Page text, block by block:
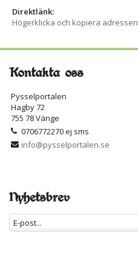
Direktlänk:
Högerklicka och kopiera adressen
Kontakta oss
Pysselportalen
Hagby 72
755 78 Vänge
0706772270 ej sms
info@pysselportalen.se
Nyhetsbrev